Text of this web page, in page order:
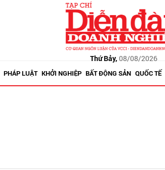
Thứ Bảy, 08/08/2026
PHÁP LUẬT KHỞI NGHIỆP BẤT ĐỘNG SẢN QUỐC TẾ